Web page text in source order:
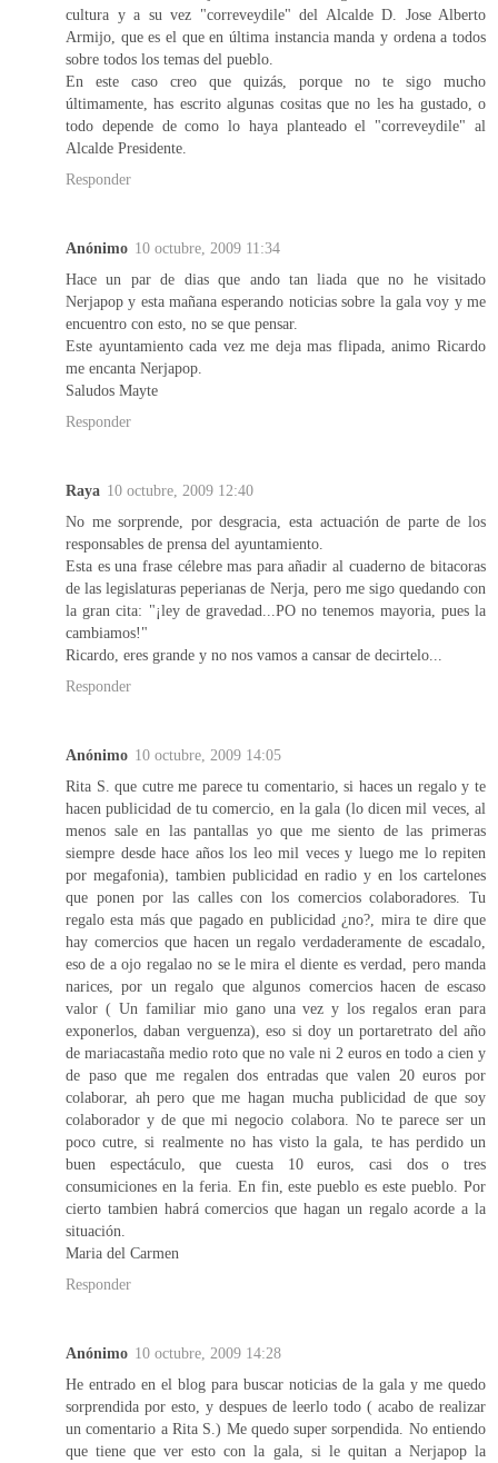
cultura y a su vez "correveydile" del Alcalde D. Jose Alberto
Armijo, que es el que en última instancia manda y ordena a todos
sobre todos los temas del pueblo.
En este caso creo que quizás, porque no te sigo mucho
últimamente, has escrito algunas cositas que no les ha gustado, o
todo depende de como lo haya planteado el "correveydile" al
Alcalde Presidente.
Responder
Anónimo 10 octubre, 2009 11:34
Hace un par de dias que ando tan liada que no he visitado
Nerjapop y esta mañana esperando noticias sobre la gala voy y me
encuentro con esto, no se que pensar.
Este ayuntamiento cada vez me deja mas flipada, animo Ricardo
me encanta Nerjapop.
Saludos Mayte
Responder
Raya 10 octubre, 2009 12:40
No me sorprende, por desgracia, esta actuación de parte de los
responsables de prensa del ayuntamiento.
Esta es una frase célebre mas para añadir al cuaderno de bitacoras
de las legislaturas peperianas de Nerja, pero me sigo quedando con
la gran cita: "¡ley de gravedad...PO no tenemos mayoria, pues la
cambiamos!"
Ricardo, eres grande y no nos vamos a cansar de decirtelo...
Responder
Anónimo 10 octubre, 2009 14:05
Rita S. que cutre me parece tu comentario, si haces un regalo y te
hacen publicidad de tu comercio, en la gala (lo dicen mil veces, al
menos sale en las pantallas yo que me siento de las primeras
siempre desde hace años los leo mil veces y luego me lo repiten
por megafonia), tambien publicidad en radio y en los cartelones
que ponen por las calles con los comercios colaboradores. Tu
regalo esta más que pagado en publicidad ¿no?, mira te dire que
hay comercios que hacen un regalo verdaderamente de escadalo,
eso de a ojo regalao no se le mira el diente es verdad, pero manda
narices, por un regalo que algunos comercios hacen de escaso
valor ( Un familiar mio gano una vez y los regalos eran para
exponerlos, daban verguenza), eso si doy un portaretrato del año
de mariacastaña medio roto que no vale ni 2 euros en todo a cien y
de paso que me regalen dos entradas que valen 20 euros por
colaborar, ah pero que me hagan mucha publicidad de que soy
colaborador y de que mi negocio colabora. No te parece ser un
poco cutre, si realmente no has visto la gala, te has perdido un
buen espectáculo, que cuesta 10 euros, casi dos o tres
consumiciones en la feria. En fin, este pueblo es este pueblo. Por
cierto tambien habrá comercios que hagan un regalo acorde a la
situación.
Maria del Carmen
Responder
Anónimo 10 octubre, 2009 14:28
He entrado en el blog para buscar noticias de la gala y me quedo
sorprendida por esto, y despues de leerlo todo ( acabo de realizar
un comentario a Rita S.) Me quedo super sorpendida. No entiendo
que tiene que ver esto con la gala, si le quitan a Nerjapop la